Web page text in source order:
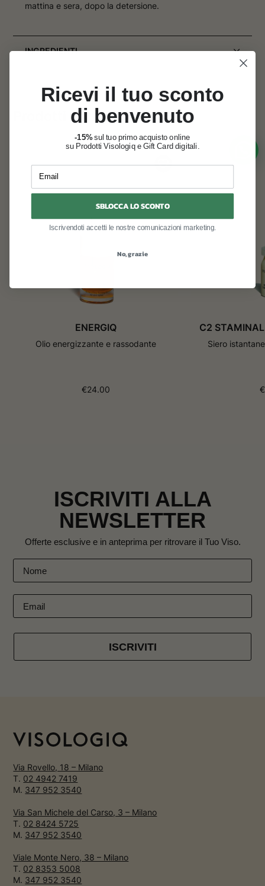
mattina e sera, dopo la detersione.
INGREDIENTI
Prodotti correlati
ENERGIQ
Olio energizzante e rassodante
€24.00
C2
Siero
€
ISCRIVITI ALLA
NEWSLETTER
Offerte esclusive e in anteprima per ritrovare il Tuo Viso.
ISCRIVITI
Via Rovello, 18 – Milano
T. 02 4942 7419
M. 347 952 3540
Via San Michele del Carso, 3 – Milano
T. 02 8424 5725
M. 347 952 3540
Viale Monte Nero, 38 – Milano
T. 02 8353 5008
M. 347 952 3540
Ricevi il tuo sconto
di benvenuto
-15%sul tuo primo acquisto online
su Prodotti Visologiq e Gift Card digitali.
Email
SBLOCCA LO SCONTO
Iscrivendoti accetti le nostre comunicazioni marketing.
No, grazie